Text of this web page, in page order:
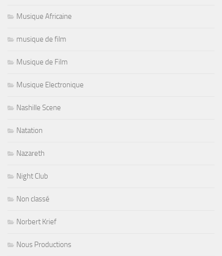
Musique Africaine
musique de film
Musique de Film
Musique Electronique
Nashille Scene
Natation
Nazareth
Night Club
Non classé
Norbert Krief
Nous Productions